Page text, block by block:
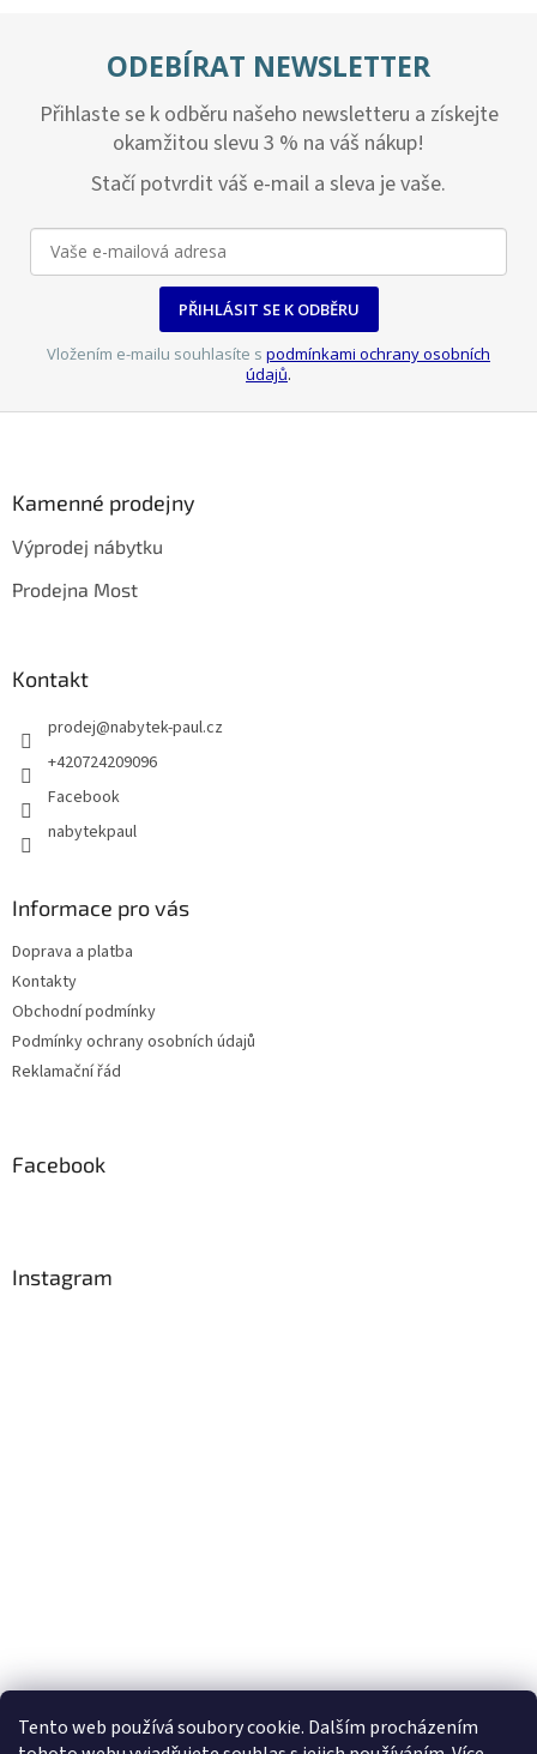
Tento web používá soubory cookie. Dalším procházením
í
r
v
y
ý
i
u
í
ODEBÍRAT NEWSLETTER
Přihlaste se k odběru našeho newsletteru a získejte
okamžitou slevu 3 % na váš nákup!
Stačí potvrdit váš e-mail a sleva je vaše.
PŘIHLÁSIT SE K ODBĚRU
Vložením e-mailu souhlasíte s podmínkami ochrany osobních
údajů.
Kamenné prodejny
Výprodej nábytku
Prodejna Most
Kontakt
prodej@nabytek-paul.cz
+420724209096
Facebook
nabytekpaul
Informace pro vás
Doprava a platba
Kontakty
Obchodní podmínky
Podmínky ochrany osobních údajů
Reklamační řád
Facebook
Instagram